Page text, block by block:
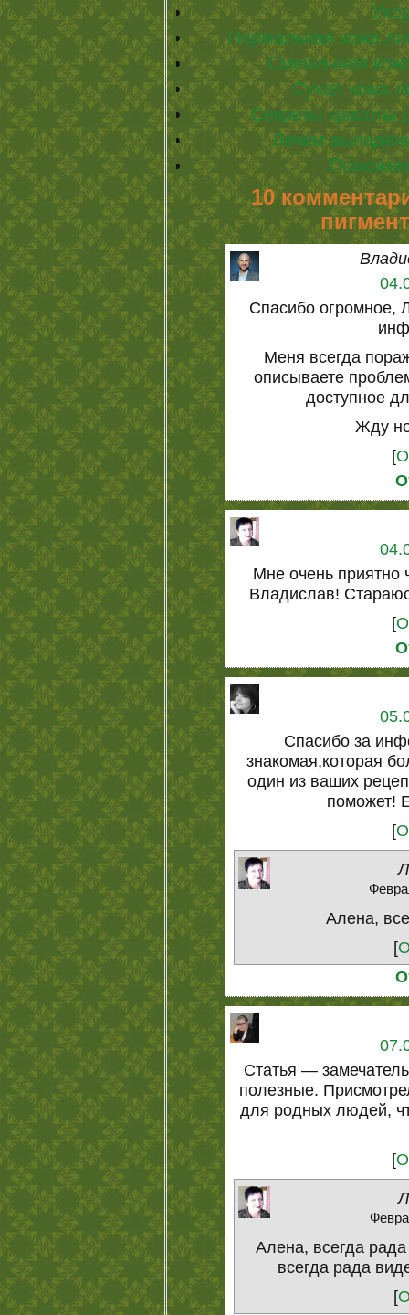
Нормальная кожа
Смешанная
Сухая кожа
Секреты красоты
Лечим
10
Спасибо огромное,
Меня всегда
описываете
доступное
Жду
[
Мне очень приятно
Владислав!
[
Спасибо за
знакомая,которая
один из ваших
поможет!
[
Алена,
[
Статья —
полезные.
для родных людей,
[
Алена, всегда
всегда рада
[